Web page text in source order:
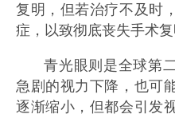
复明，但若治疗不及时
症，以致彻底丧失手术复
青光眼则是全球第
急剧的视力下降，也可
逐渐缩小，但都会引发